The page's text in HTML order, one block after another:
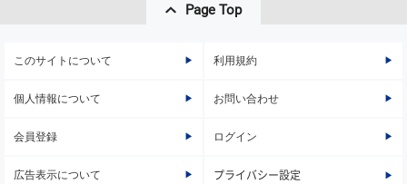
Page Top
このサイトについて 利用規約
個人情報について お問い合わせ
会員登録 ログイン
広告表示について プライバシー設定